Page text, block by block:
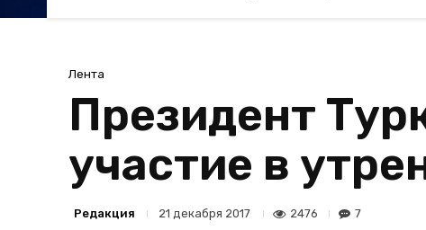
Лента
Президент
участие в
Редакция 21 декабря 2017 2476 7